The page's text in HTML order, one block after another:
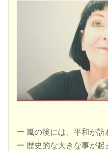
ー 嵐の後には、平和が訪
ー 歴史的な大きな事が起